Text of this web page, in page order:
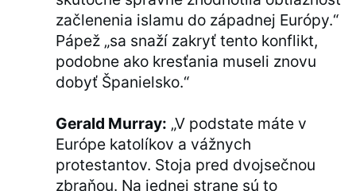
začlenenia islamu do západnej Európy.“
Pápež „sa snaží zakryť tento konflikt,
podobne ako kresťania museli znovu
dobyť Španielsko.“
Gerald Murray: „V podstate máte v
Európe katolíkov a vážnych
protestantov. Stoja pred dvojsečnou
zbraňou. Na jednej strane sú to